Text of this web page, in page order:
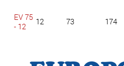
EV 75
- 12
12 73 174